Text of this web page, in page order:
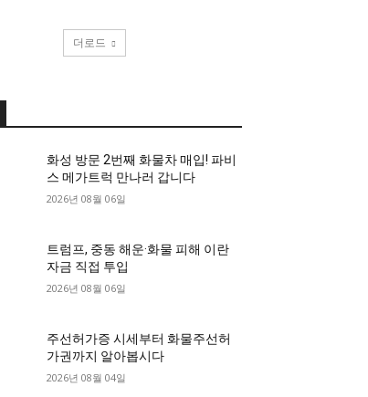
더로드
화성 방문 2번째 화물차 매입! 파비
스 메가트럭 만나러 갑니다
2026년 08월 06일
트럼프, 중동 해운·화물 피해 이란
자금 직접 투입
2026년 08월 06일
주선허가증 시세부터 화물주선허
가권까지 알아봅시다
2026년 08월 04일